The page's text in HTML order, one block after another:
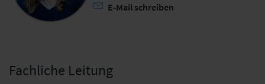
E-Mail schreiben
Fachliche Leitung